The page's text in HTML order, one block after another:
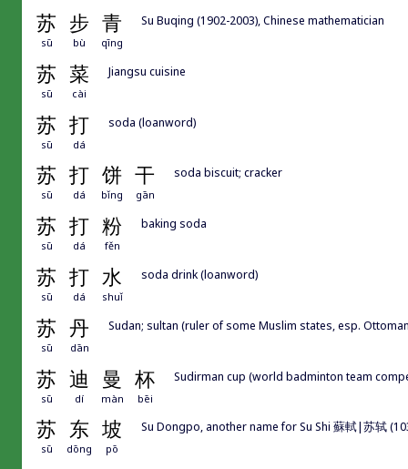
苏 步 青
sū bù qīng
Su Buqing (1902-2003), Chinese mathematician
苏 菜
sū cài
Jiangsu cuisine
苏 打
sū dá
soda (loanword)
苏 打 饼 干
sū dá bǐng gān
soda biscuit; cracker
苏 打 粉
sū dá fěn
baking soda
苏 打 水
sū dá shuǐ
soda drink (loanword)
苏 丹
sū dān
Sudan; sultan (ruler of some Muslim states, esp.
苏 迪 曼 杯
sū dí màn bēi
Sudirman cup (world badminton team
苏 东 坡
sū dōng pō
Su Dongpo, another name for Su Shi 蘇軾|苏轼